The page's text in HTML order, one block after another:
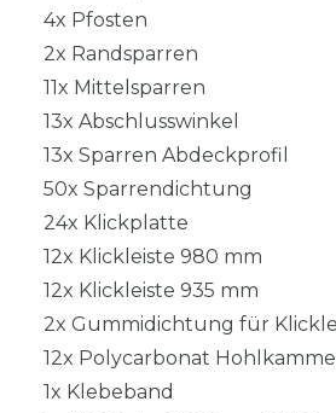
4x Pfosten
2x Randsparren
11x Mittelsparren
13x Abschlusswinkel
13x Sparren Abdeckprofil
50x Sparrendichtung
24x Klickplatte
12x Klickleiste 980 mm
12x Klickleiste 935 mm
2x Gummidichtung für
12x Polycarbonat
1x Klebeband